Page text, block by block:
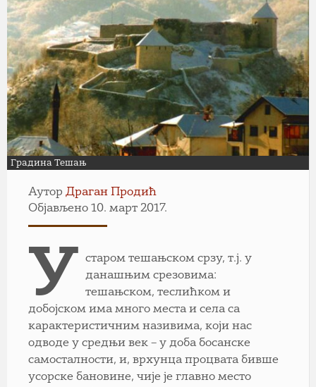
Градина Тешањ
Аутор Драган Продић
Објављено 10. март 2017.
У
старом тешањском срзу, т.ј. у
данашњим срезовима:
тешањском, теслићком и
добојском има много места и cелa са
карактеристичним називима, који нас
одводе у средњи век – у доба босанске
самосталности, и, врхунца процвата бивше
усорске бановине, чије је главно место